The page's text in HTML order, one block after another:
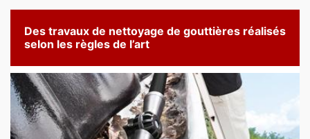
Des travaux de nettoyage de gouttières réalisés
selon les règles de l’art